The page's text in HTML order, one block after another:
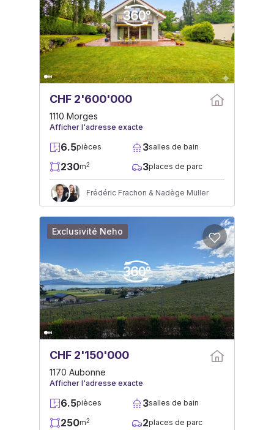
CHF 2'600'000
1110 Morges
Afficher l'adresse exacte
6.5pièces 3salles de bain
230m2 3places de parc
Frédéric Frachon & Nadège Müller
CHF 2'150'000
1170 Aubonne
Afficher l'adresse exacte
6.5pièces 3salles de bain
250m2 2places de parc
Exclusivité Neho